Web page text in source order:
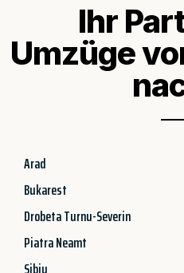
Ihr
Umzüge
Arad
Bukarest
Drobeta Turnu-Severin
Piatra Neamt